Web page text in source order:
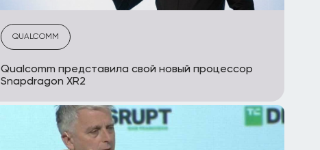
QUALCOMM
Qualcomm представила свой новый процессор
Snapdragon XR2